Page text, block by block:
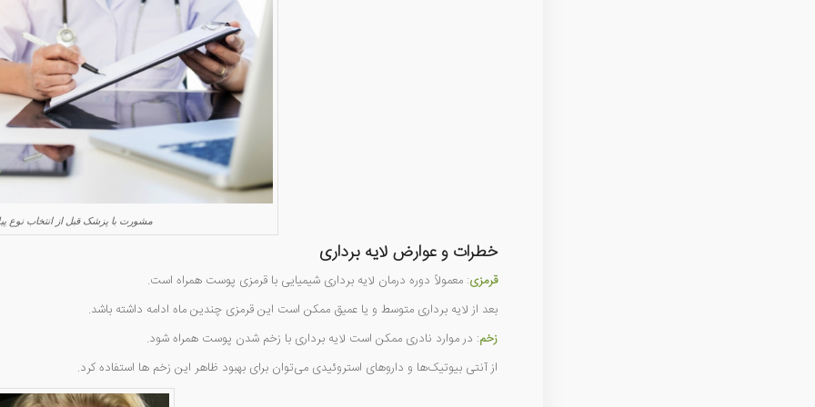
مشورت با پزشک قبل از انتخاب نوع
خطرات و عوارض لایه برداری
قرمزی: معمولاً دوره درمان لایه برداری شیمیایی با قرمزی پوست همراه است.
بعد از لایه برداری متوسط و یا عمیق ممکن است این قرمزی چندین ماه ادامه داشته باشد.
زخم: در موارد نادری ممکن است لایه برداری با زخم شدن پوست همراه شود.
از آنتی بیوتیک‌ها و داروهای استروئیدی می‌توان برای بهبود ظاهر این زخم ها استفاده کرد.